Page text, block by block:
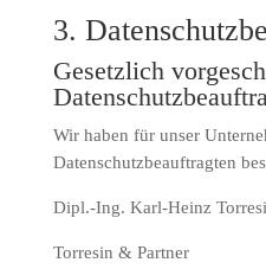
3.
Gesetzlich
Wir haben für unser
Datenschutzbeauftragten
Dipl.-Ing. Karl-Heinz
Torresin & Partner